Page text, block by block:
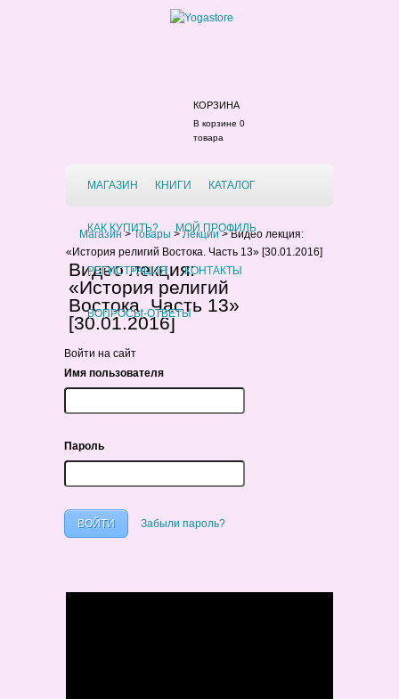
КОРЗИНА
В корзине 0
товара
МАГАЗИН КНИГИ КАТАЛОГ
КАК КУПИТЬ? МОЙ ПРОФИЛЬ
РЕГИСТРАЦИЯ КОНТАКТЫ
ВОПРОСЫ-ОТВЕТЫ
Магазин >Товары >Лекции>Видео лекция:
«История религий Востока. Часть 13» [30.01.2016]
Видео лекция:
«История религий
Востока. Часть 13»
[30.01.2016]
Войти на сайт
Имя пользователя
Пароль
Забыли пароль?